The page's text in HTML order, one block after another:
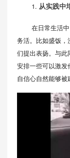
1. 从实践中
在日常生活
务活。比如盛饭
们提出表扬。与
安排一些可以激发
自信心自然能够被